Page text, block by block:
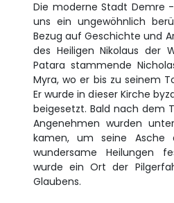
Die moderne Stadt Demre
uns ein ungewöhnlich
Bezug auf Geschichte und
des Heiligen Nikolaus der
Patara stammende
Myra, wo er bis zu seinem
Er wurde in dieser Kirche
beigesetzt. Bald nach dem
Angenehmen wurden
kamen, um seine Asche
wundersame Heilungen
wurde ein Ort der
Glaubens.